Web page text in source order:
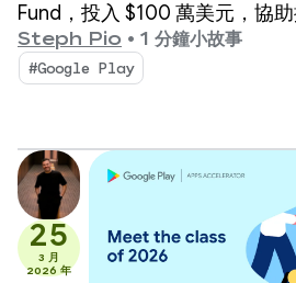
Fund，投入 $100 萬美元，協
的 10 間獨立遊戲工作室。
Steph Pio • 1 分鐘小故事
#Google Play
25
3 月
2026 年